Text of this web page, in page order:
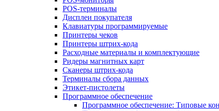
POS-терминалы
Дисплеи покупателя
Клавиатуры программируемые
Принтеры чеков
Принтеры штрих-кода
Расходные материалы и комплектующие
Ридеры магнитных карт
Сканеры штрих-кода
Терминалы сбора данных
Этикет-пистолеты
Программное обеспечение
Программное обеспечение: Типовые